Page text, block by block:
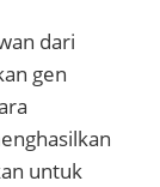
dari
gen
untuk